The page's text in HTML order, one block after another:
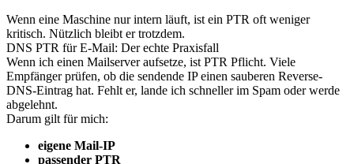
Wenn eine Maschine nur intern läuft, ist ein PTR oft weniger
kritisch. Nützlich bleibt er trotzdem.
DNS PTR für E-Mail: Der echte Praxisfall
Wenn ich einen Mailserver aufsetze, ist PTR Pflicht. Viele
Empfänger prüfen, ob die sendende IP einen sauberen Reverse-
DNS-Eintrag hat. Fehlt er, lande ich schneller im Spam oder werde
abgelehnt.
Darum gilt für mich:
eigene Mail-IP
passender PTR